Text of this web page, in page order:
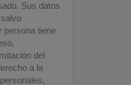
Sus datos
persona tiene
del
a la